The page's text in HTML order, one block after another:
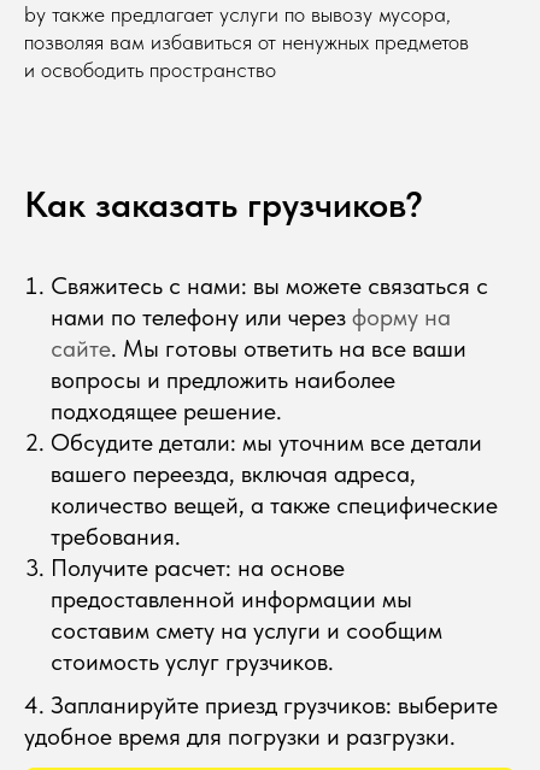
by также предлагает услуги по вывозу мусора,
позволяя вам избавиться от ненужных предметов
и освободить пространство
Как заказать грузчиков?
Свяжитесь с нами: вы можете связаться с
нами по телефону или через форму на
сайте. Мы готовы ответить на все ваши
вопросы и предложить наиболее
подходящее решение.
Обсудите детали: мы уточним все детали
вашего переезда, включая адреса,
количество вещей, а также специфические
требования.
Получите расчет: на основе
предоставленной информации мы
составим смету на услуги и сообщим
стоимость услуг грузчиков.
4. Запланируйте приезд грузчиков: выберите
удобное время для погрузки и разгрузки.